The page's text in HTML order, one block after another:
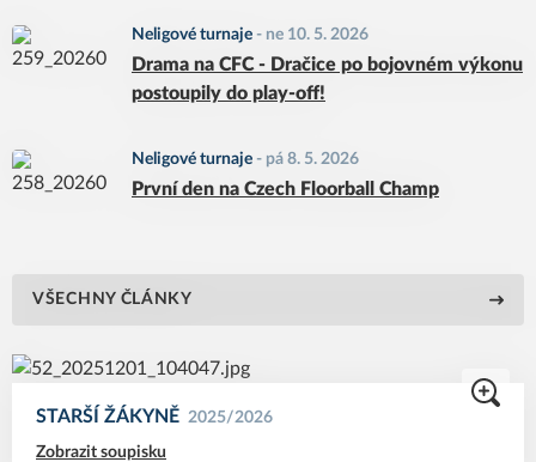
Neligové turnaje - ne 10. 5. 2026
Drama na CFC - Dračice po bojovném výkonu
postoupily do play-off!
Neligové turnaje - pá 8. 5. 2026
První den na Czech Floorball Champ
VŠECHNY ČLÁNKY
STARŠÍ ŽÁKYNĚ 2025/2026
Zobrazit soupisku